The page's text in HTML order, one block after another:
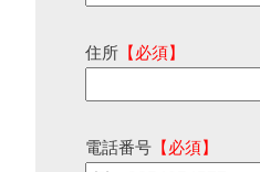
住所 【必須】
電話番号 【必須】